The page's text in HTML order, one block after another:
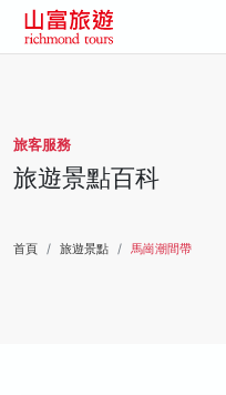
旅客服務
旅遊景點百科
首頁 旅遊景點 馬崗潮間帶